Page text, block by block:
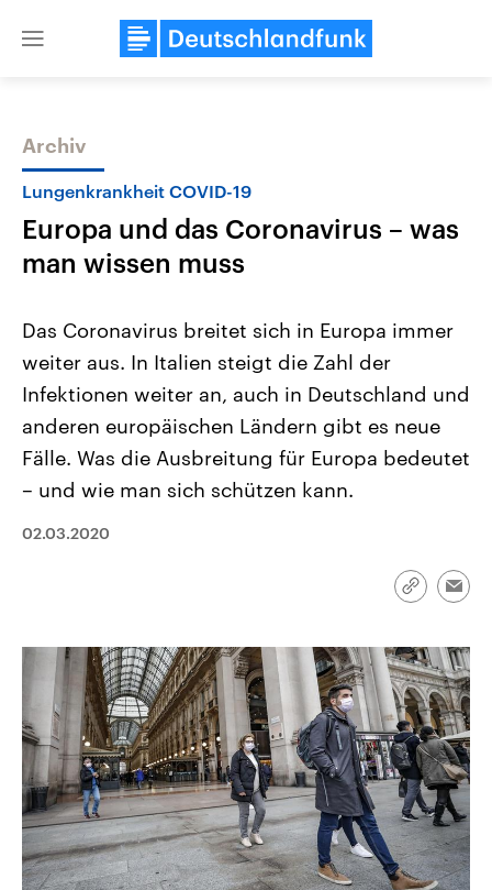
Close
Themen
Landtagswahl Sachsen-Anhalt
2026
Alle Informationen
Sachsen-Anhalt wählt am 6.
September 2026 einen neuen
Landtag. Seit 2021 wird das
Bundesland von einer Koalition aus
Umfragen, Prognosen,
Wahlprogramme, aktuelle Berichte
USA
Aktuelle Beiträge,
Hintergründe
Wirtschaftlich und
gehören die Vereinigten
den mächtigsten Ländern
mit großem Einfluss auf
Archiv
Lungenkrankheit COVID-19
Europa und das Coronavirus – was
man wissen muss
Das Coronavirus breitet sich in Europa immer
weiter aus. In Italien steigt die Zahl der
Infektionen weiter an, auch in Deutschland und
anderen europäischen Ländern gibt es neue
Fälle. Was die Ausbreitung für Europa bedeutet
– und wie man sich schützen kann.
02.03.2020
Link